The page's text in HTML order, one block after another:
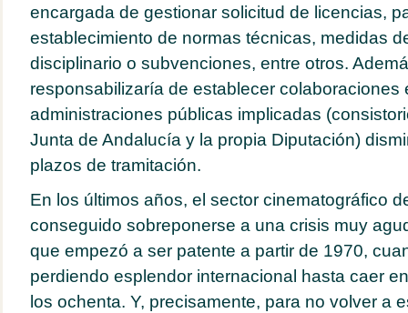
encargada de gestionar solicitud de licencias,
establecimiento de normas técnicas, medidas
disciplinario o subvenciones, entre otros.
responsabilizaría de establecer colaboraciones
administraciones públicas implicadas
Junta de Andalucía y la propia Diputación)
plazos de tramitación.
En los últimos años, el sector cinematográfico
conseguido sobreponerse a una crisis muy
que empezó a ser patente a partir de 1970,
perdiendo esplendor internacional hasta caer
los ochenta. Y, precisamente, para no volver a